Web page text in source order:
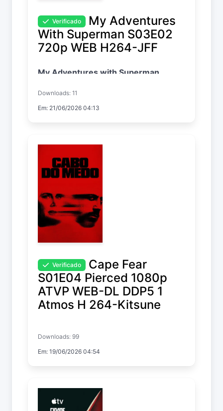
Verificado My Adventures
With Superman S03E02
720p WEB H264-JFF
My Adventures with Superman
Downloads: 11
Em: 21/06/2026 04:13
Verificado Cape Fear
S01E04 Pierced 1080p
ATVP WEB-DL DDP5 1
Atmos H 264-Kitsune
Temp. 1 EP. 4
Downloads: 99
Em: 19/06/2026 04:54